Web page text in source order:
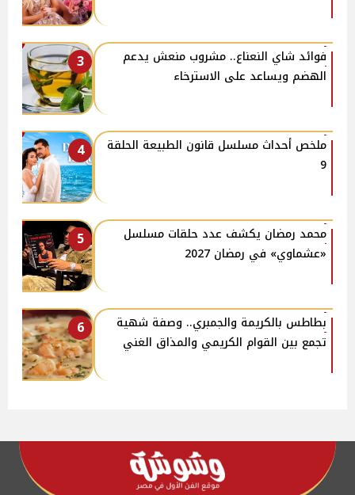
3
فوائد شاي النعناع.. مشروب منعش يدعم
الهضم ويساعد على الاسترخاء
4
ملخص أحداث مسلسل قانون الطبيعة الحلقة
9
5
محمد رمضان يكشف عدد حلقات مسلسل
«عشماوي» في رمضان 2027
6
بطاطس بالكريمة والجمبري.. وصفة شهية
تجمع بين القوام الكريمي والمذاق الغني